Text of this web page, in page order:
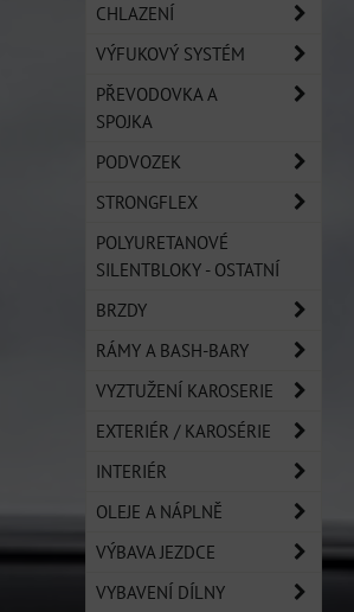
CHLAZENÍ
VÝFUKOVÝ SYSTÉM
PŘEVODOVKA A
SPOJKA
PODVOZEK
STRONGFLEX
POLYURETANOVÉ
SILENTBLOKY - OSTATNÍ
BRZDY
RÁMY A BASH-BARY
VYZTUŽENÍ KAROSERIE
EXTERIÉR / KAROSÉRIE
INTERIÉR
OLEJE A NÁPLNĚ
VÝBAVA JEZDCE
VYBAVENÍ DÍLNY